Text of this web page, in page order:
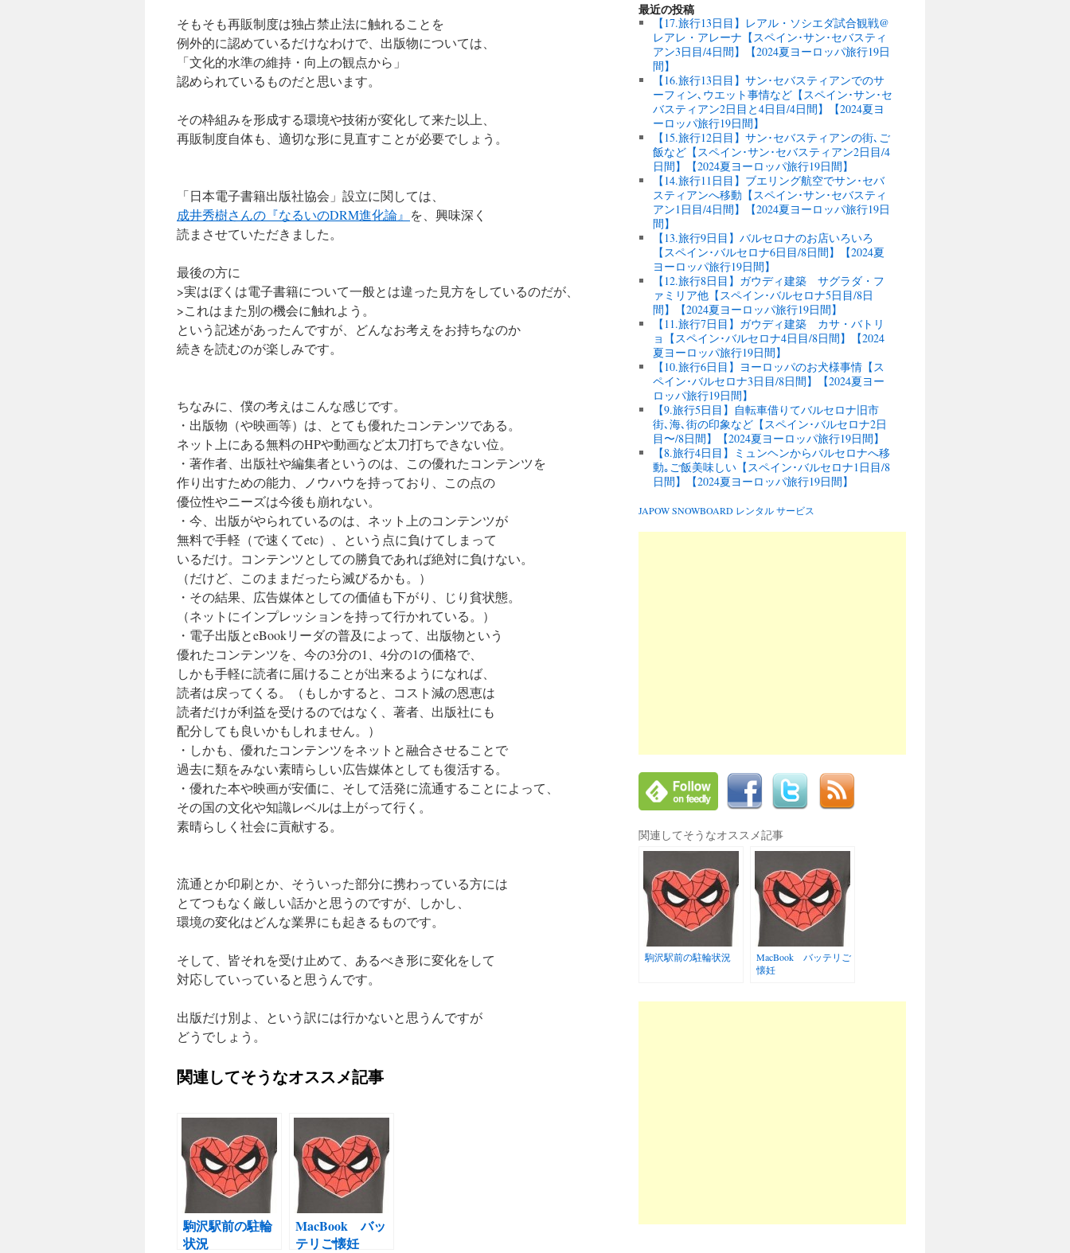
そもそも再販制度は独占禁止法に触れることを
例外的に認めているだけなわけで、出版物については、
「文化的水準の維持・向上の観点から」
認められているものだと思います。
その枠組みを形成する環境や技術が変化して来た以上、
再販制度自体も、適切な形に見直すことが必要でしょう。
「日本電子書籍出版社協会」設立に関しては、
成井秀樹さんの『なるいのDRM進化論』 を、興味深く
読まさせていただきました。
最後の方に
>実はぼくは電子書籍について一般とは違った見方をしているのだが、
>これはまた別の機会に触れよう。
という記述があったんですが、どんなお考えをお持ちなのか
続きを読むのが楽しみです。
ちなみに、僕の考えはこんな感じです。
・出版物（や映画等）は、とても優れたコンテンツである。
ネット上にある無料のHPや動画など太刀打ちできない位。
・著作者、出版社や編集者というのは、この優れたコンテンツを
作り出すための能力、ノウハウを持っており、この点の
優位性やニーズは今後も崩れない。
・今、出版がやられているのは、ネット上のコンテンツが
無料で手軽（で速くてetc）、という点に負けてしまって
いるだけ。コンテンツとしての勝負であれば絶対に負けない。
（だけど、このままだったら滅びるかも。）
・その結果、広告媒体としての価値も下がり、じり貧状態。
（ネットにインプレッションを持って行かれている。）
・電子出版とeBookリーダの普及によって、出版物という
優れたコンテンツを、今の3分の1、4分の1の価格で、
しかも手軽に読者に届けることが出来るようになれば、
読者は戻ってくる。（もしかすると、コスト減の恩恵は
読者だけが利益を受けるのではなく、著者、出版社にも
配分しても良いかもしれません。）
・しかも、優れたコンテンツをネットと融合させることで
過去に類をみない素晴らしい広告媒体としても復活する。
・優れた本や映画が安価に、そして活発に流通することによって、
その国の文化や知識レベルは上がって行く。
素晴らしく社会に貢献する。
流通とか印刷とか、そういった部分に携わっている方には
とてつもなく厳しい話かと思うのですが、しかし、
環境の変化はどんな業界にも起きるものです。
そして、皆それを受け止めて、あるべき形に変化をして
対応していっていると思うんです。
出版だけ別よ、という訳には行かないと思うんですが
どうでしょう。
関連してそうなオススメ記事
駒沢駅前の駐輪
状況
MacBook バッ
テリご懐妊
最近の投稿
【17.旅行13日目】レアル・ソシエダ試合観戦@
レアレ・アレーナ【スペイン･サン･セバスティ
アン3日目/4日間】【2024夏ヨーロッパ旅行19日
間】
【16.旅行13日目】サン･セバスティアンでのサ
ーフィン､ウエット事情など【スペイン･サン･セ
バスティアン2日目と4日目/4日間】【2024夏ヨ
ーロッパ旅行19日間】
【15.旅行12日目】サン･セバスティアンの街､ご
飯など【スペイン･サン･セバスティアン2日目/4
日間】【2024夏ヨーロッパ旅行19日間】
【14.旅行11日目】ブエリング航空でサン･セバ
スティアンへ移動【スペイン･サン･セバスティ
アン1日目/4日間】【2024夏ヨーロッパ旅行19日
間】
【13.旅行9日目】バルセロナのお店いろいろ
【スペイン･バルセロナ6日目/8日間】【2024夏
ヨーロッパ旅行19日間】
【12.旅行8日目】ガウディ建築 サグラダ・フ
ァミリア他【スペイン･バルセロナ5日目/8日
間】【2024夏ヨーロッパ旅行19日間】
【11.旅行7日目】ガウディ建築 カサ・バトリ
ョ【スペイン･バルセロナ4日目/8日間】【2024
夏ヨーロッパ旅行19日間】
【10.旅行6日目】ヨーロッパのお犬様事情【ス
ペイン･バルセロナ3日目/8日間】【2024夏ヨー
ロッパ旅行19日間】
【9.旅行5日目】自転車借りてバルセロナ旧市
街､海､街の印象など【スペイン･バルセロナ2日
目〜/8日間】【2024夏ヨーロッパ旅行19日間】
【8.旅行4日目】ミュンヘンからバルセロナへ移
動｡ご飯美味しい【スペイン･バルセロナ1日目/8
日間】【2024夏ヨーロッパ旅行19日間】
JAPOW SNOWBOARD レンタル サービス
関連してそうなオススメ記事
駒沢駅前の駐輪状況
MacBook バッテリご
懐妊